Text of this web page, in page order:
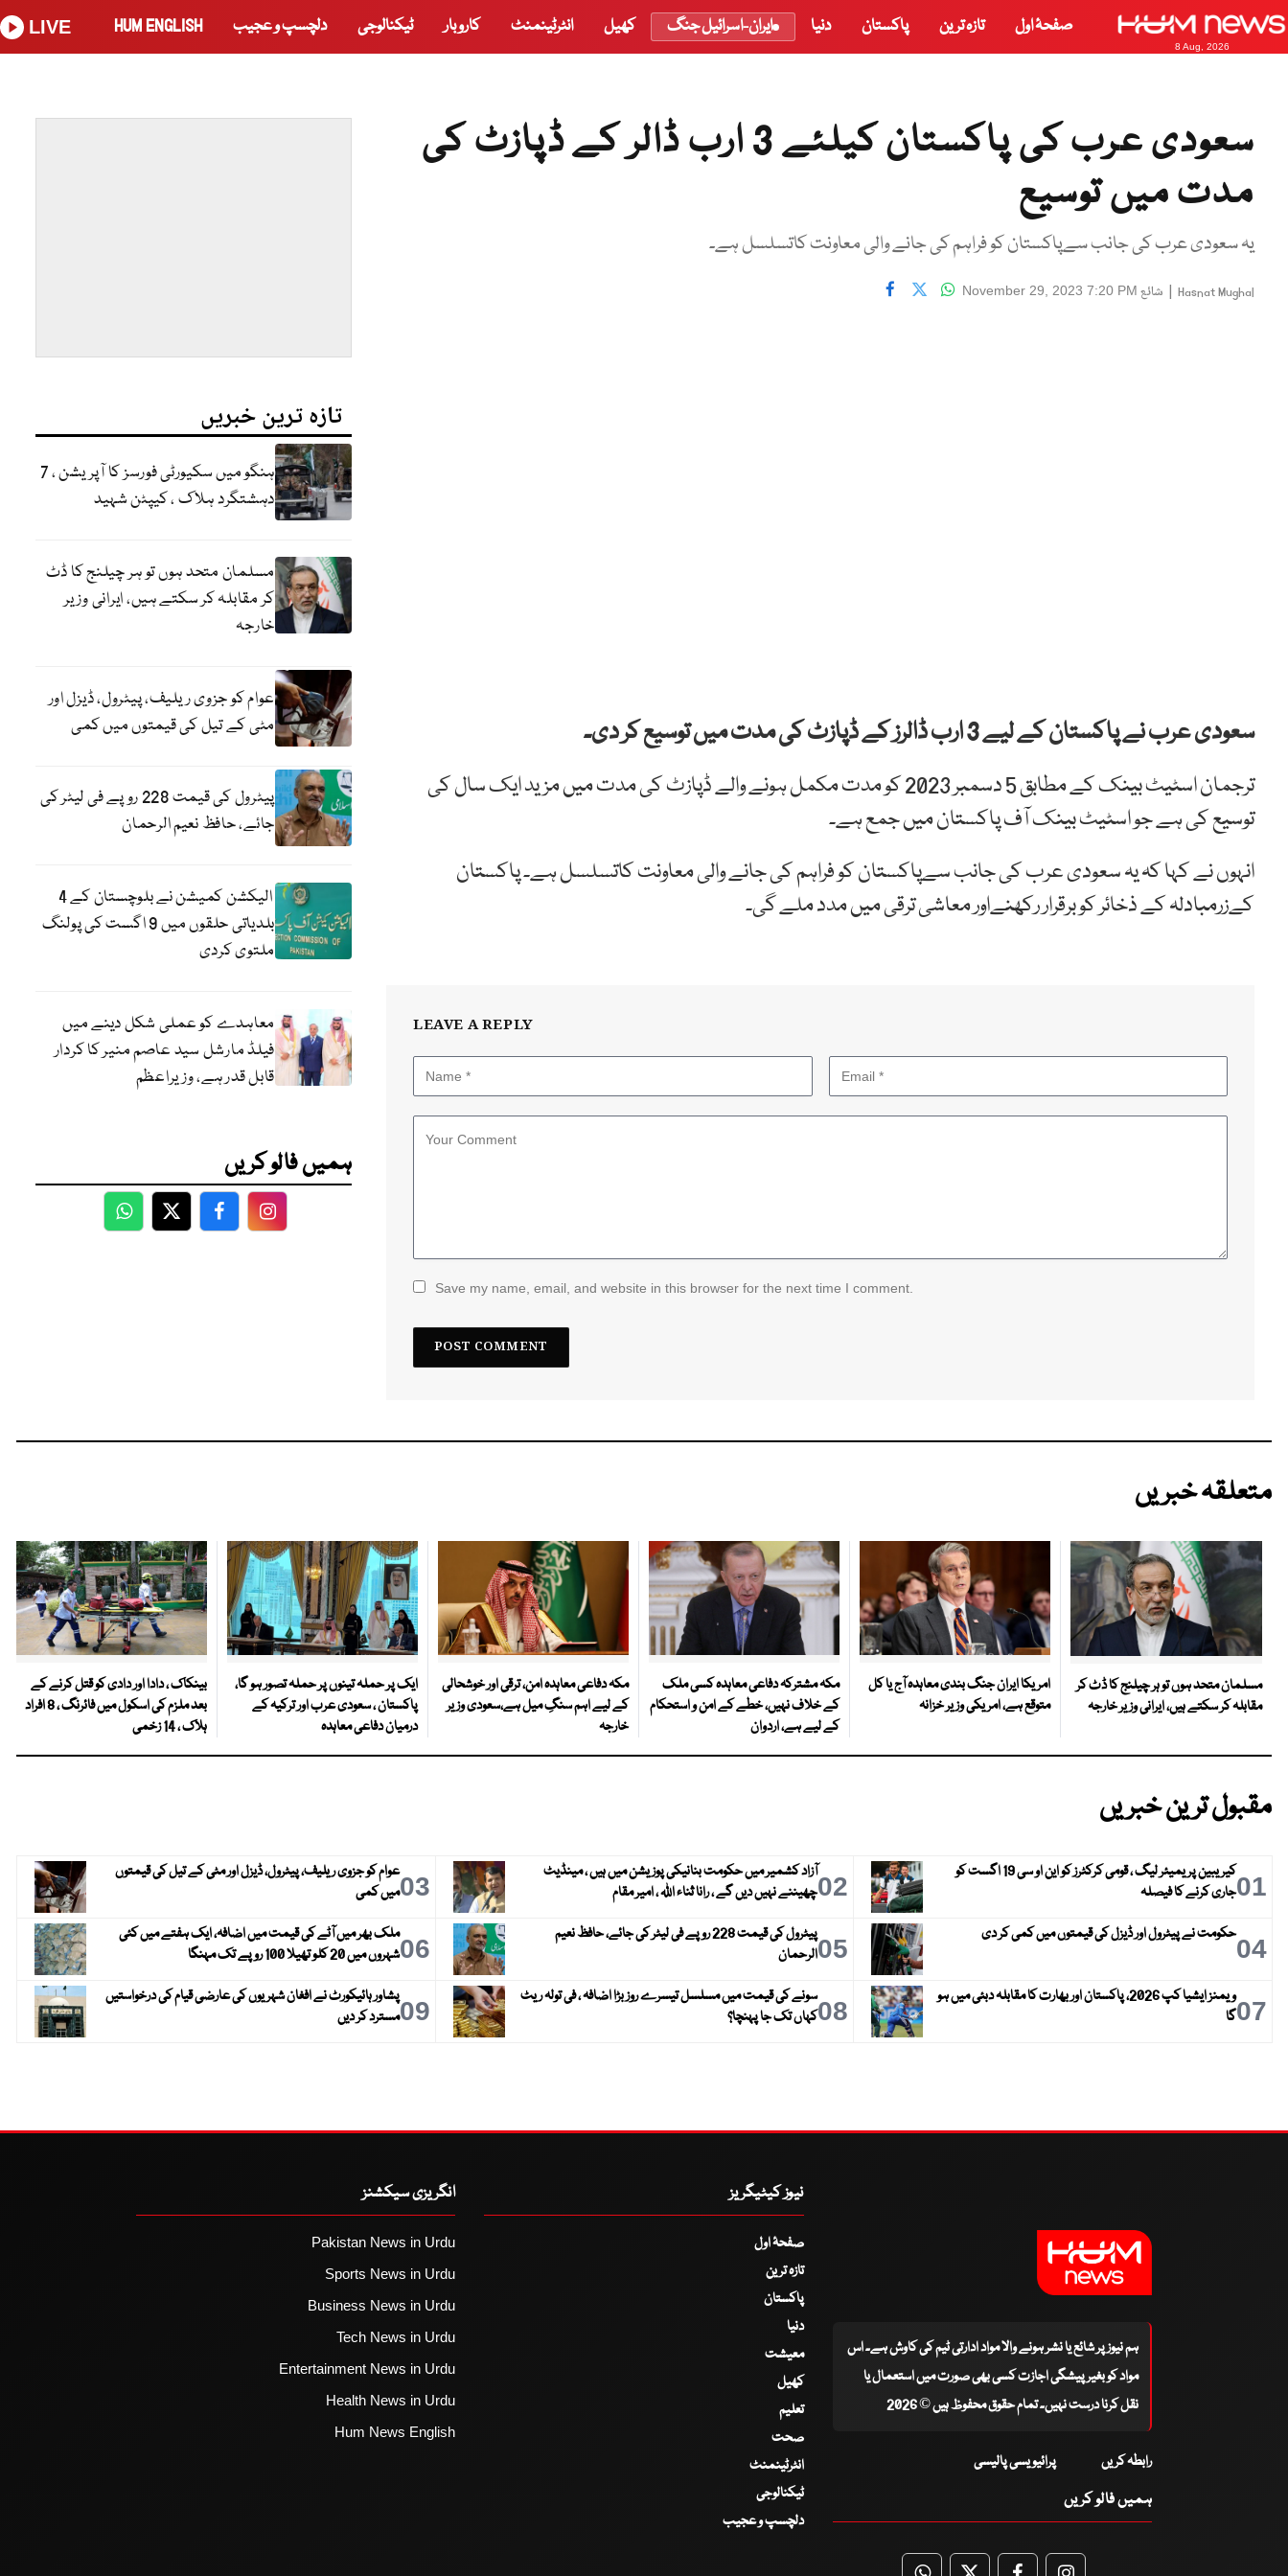
8 Aug, 2026
صفحۂ اول تازہ ترین پاکستان دنیا ایران-اسرائیل جنگ کھیل انٹرٹینمنٹ کاروبار ٹیکنالوجی دلچسپ و عجیب HUM ENGLISH
LIVE
سعودی عرب کی پاکستان کیلئے 3 ارب ڈالر کے ڈپازٹ کی
مدت میں توسیع
یہ سعودی عرب کی جانب سےپاکستان کو فراہم کی جانے والی معاونت کاتسلسل ہے۔
Hasnat Mughal
| شائع November 29, 2023 7:20 PM
سعودی عرب نے پاکستان کے لیے 3 ارب ڈالرز کے ڈپازٹ کی مدت میں توسیع کر دی۔
ترجمان اسٹیٹ بینک کے مطابق 5 دسمبر 2023 کو مدت مکمل ہونے والے ڈپازٹ کی مدت میں مزید ایک سال کی
توسیع کی ہے جو اسٹیٹ بینک آف پاکستان میں جمع ہے۔
انہوں نے کہا کہ یہ سعودی عرب کی جانب سےپاکستان کو فراہم کی جانے والی معاونت کاتسلسل ہے۔ پاکستان
کےزرمبادلہ کے ذخائر کو برقرار رکھنےاور معاشی ترقی میں مدد ملے گی۔
LEAVE A REPLY
Save my name, email, and website in this browser for the next time I comment.
تازہ ترین خبریں
ہنگو میں سکیورٹی فورسز کا آپریشن ، 7
دہشتگرد ہلاک ، کیپٹن شہید
مسلمان متحد ہوں تو ہر چیلنج کا ڈٹ
کر مقابلہ کر سکتے ہیں، ایرانی وزیر
خارجہ
عوام کو جزوی ریلیف، پیٹرول، ڈیزل اور
مٹی کے تیل کی قیمتوں میں کمی
پیٹرول کی قیمت 228 روپے فی لیٹر کی
جائے، حافظ نعیم الرحمان
الیکشن کمیشن نے بلوچستان کے 4
بلدیاتی حلقوں میں 9 اگست کی پولنگ
ملتوی کردی
معاہدے کو عملی شکل دینے میں
فیلڈ مارشل سید عاصم منیر کا کردار
قابل قدر ہے، وزیراعظم
ہمیں فالو کریں
WhatsApp
TwitterFacebookFacebook
متعلقہ خبریں
مسلمان متحد ہوں تو ہر چیلنج کا ڈٹ کر
مقابلہ کر سکتے ہیں، ایرانی وزیر خارجہ
امریکا ایران جنگ بندی معاہدہ آج یا کل
متوقع ہے، امریکی وزیر خزانہ
مکہ مشترکہ دفاعی معاہدہ کسی ملک
کے خلاف نہیں، خطے کے امن و استحکام
کے لیے ہے، اردوان
مکہ دفاعی معاہدہ امن، ترقی اور خوشحالی
کے لیے اہم سنگِ میل ہے،سعودی وزیر
خارجہ
ایک پر حملہ تینوں پر حملہ تصور ہو گا،
پاکستان ، سعودی عرب اور ترکیہ کے
درمیان دفاعی معاہدہ
بینکاک ، دادا اور دادی کو قتل کرنے کے
بعد ملزم کی اسکول میں فائرنگ ، 8 افراد
ہلاک ، 14 زخمی
مقبول ترین خبریں
01
کیریبین پریمیئر لیگ ، قومی کرکٹرز کو این او سی 19 اگست کو
جاری کرنے کا فیصلہ
02آزاد کشمیر میں حکومت بنانیکی پوزیشن میں ہیں ، مینڈیٹ
چھیننے نہیں دیں گے ، رانا ثناء اللہ ، امیر مقام
03عوام کو جزوی ریلیف، پیٹرول، ڈیزل اور مٹی کے تیل کی قیمتوں
میں کمی
04حکومت نے پیٹرول اور ڈیزل کی قیمتوں میں کمی کر دی 05
پیٹرول کی قیمت 228 روپے فی لیٹر کی جائے، حافظ نعیم
الرحمان
06ملک بھر میں آٹے کی قیمت میں اضافہ، ایک ہفتے میں کئی
شہروں میں 20 کلو تھیلا 100 روپے تک مہنگا
07
ویمنز ایشیا کپ 2026، پاکستان اور بھارت کا مقابلہ دبئی میں ہو
گا
08سونے کی قیمت میں مسلسل تیسرے روز بڑا اضافہ ، فی تولہ ریٹ
کہاں تک جا پہنچا؟
09پشاور ہائیکورٹ نے افغان شہریوں کی عارضی قیام کی درخواستیں
مسترد کر دیں
ہم نیوز پر شائع یا نشر ہونے والا مواد ادارتی ٹیم کی کاوش ہے۔ اس
مواد کو بغیر پیشگی اجازت کسی بھی صورت میں استعمال یا
نقل کرنا درست نہیں۔ تمام حقوق محفوظ ہیں © 2026
رابطہ کریں پرائیویسی پالیسی
ہمیں فالو کریں
نیوز کیٹیگریز
صفحۂ اول
تازہ ترین
پاکستان
دنیا
معیشت
کھیل
تعلیم
صحت
انٹرٹینمنٹ
ٹیکنالوجی
دلچسپ و عجیب
انگریزی سیکشنز
Pakistan News in Urdu
Sports News in Urdu
Business News in Urdu
Tech News in Urdu
Entertainment News in Urdu
Health News in Urdu
Hum News English